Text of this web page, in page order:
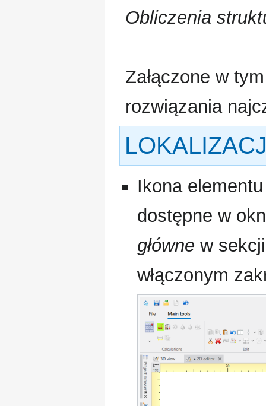
Obliczenia
Załączone w
rozwiązania
Ikona
dostępne w
główne w
włączonym